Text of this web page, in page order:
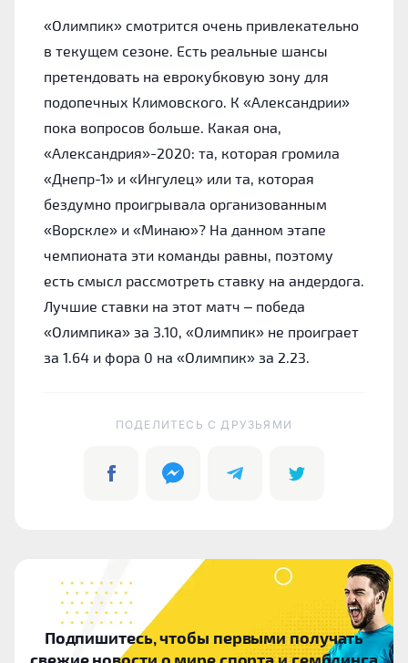
«‎Олимпик» смотрится очень привлекательно
в текущем сезоне. Есть реальные шансы
претендовать на еврокубковую зону для
подопечных Климовского. К «‎Александрии»
пока вопросов больше. Какая она,
«‎Александрия»-2020: та, которая громила
«‎Днепр-1» и «‎Ингулец» или та, которая
бездумно проигрывала организованным
«‎Ворскле» и «‎Минаю»? На данном этапе
чемпионата эти команды равны, поэтому
есть смысл рассмотреть ставку на андердога.
Лучшие ставки на этот матч – победа
«‎Олимпика» за 3.10, «‎Олимпик» не проиграет
за 1.64 и фора 0 на «‎Олимпик» за 2.23.
ПОДЕЛИТЕСЬ C ДРУЗЬЯМИ
Подпишитесь, чтобы первыми получать
свежие новости о мире спорта и гемблинга